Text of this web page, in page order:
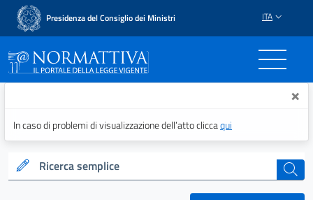
Presidenza del Consiglio dei Ministri ITA
Normattiva - Il portale ×
In caso di problemi di visualizzazione dell’atto cliccaqui
Ricerca semplice cerca